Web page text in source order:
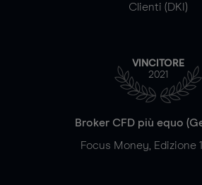
Clienti (DKI)
VINCITORE
2021
Broker CFD più equo
Focus Money, Edizione